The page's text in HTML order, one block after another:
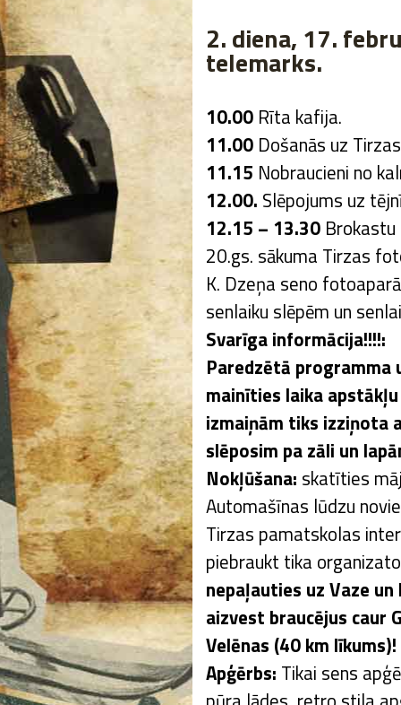
2. diena, 17.
telemarks.
10.00 Rīta kafija.
11.00 Došanās uz
11.15 Nobraucieni no
12.00. Slēpojums uz
12.15 – 13.30 Brokastu
20.gs. sākuma Tirzas
K. Dzeņa seno
senlaiku slēpēm un
Svarīga informācija!!!!:
Paredzētā programma
mainīties laika
izmaiņām tiks izziņota
slēposim pa zāli un
Nokļūšana: skatīties
Automašīnas lūdzu
Tirzas pamatskolas
piebraukt tika
nepaļauties uz Vaze
aizvest braucējus caur
Velēnas (40 km līkums)!
Apģērbs: Tikai sens